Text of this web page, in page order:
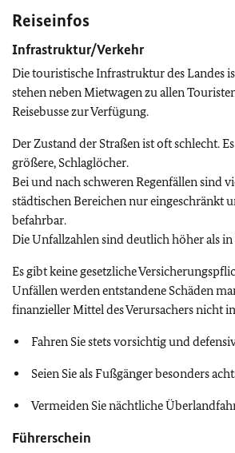
Reiseinfos
Infrastruktur/Verkehr
Die touristische Infrastruktur des Landes
stehen neben Mietwagen zu allen
Reisebusse zur Verfügung.
Der Zustand der Straßen ist oft schlecht.
größere, Schlaglöcher.
Bei und nach schweren Regenfällen sind
städtischen Bereichen nur eingeschränkt
befahrbar.
Die Unfallzahlen sind deutlich höher als
Es gibt keine gesetzliche
Unfällen werden entstandene Schäden
finanzieller Mittel des Verursachers nicht
Fahren Sie stets vorsichtig und
Seien Sie als Fußgänger besonders
Vermeiden Sie nächtliche
Führerschein